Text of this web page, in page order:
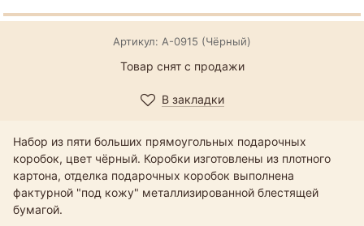
Артикул: А-0915 (Чёрный)
Товар снят с продажи
В закладки
Набор из пяти больших прямоугольных подарочных
коробок, цвет чёрный. Коробки изготовлены из плотного
картона, отделка подарочных коробок выполнена
фактурной "под кожу" металлизированной блестящей
бумагой.